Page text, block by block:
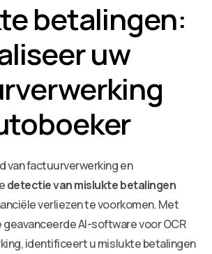
betalingen:
uw
van factuurverwerking en
detectie van mislukte betalingen
verliezen te voorkomen. Met
AI-software voor OCR
identificeert u mislukte betalingen